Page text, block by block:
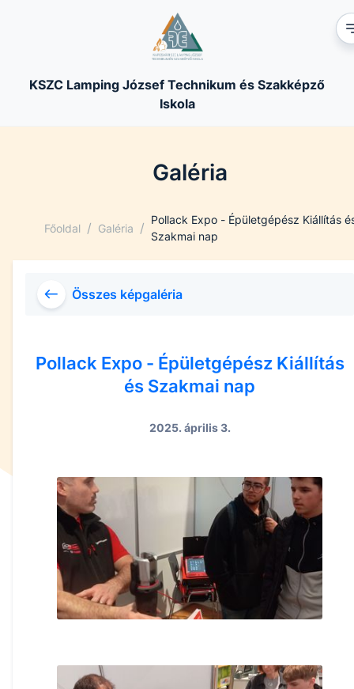
KSZC Lamping József Technikum és Szakképző
Iskola
Galéria
Főoldal / Galéria /
Pollack Expo - Épületgépész Kiállítás
Szakmai nap
Összes képgaléria
Pollack Expo - Épületgépész Kiállítás
és Szakmai nap
2025. április 3.